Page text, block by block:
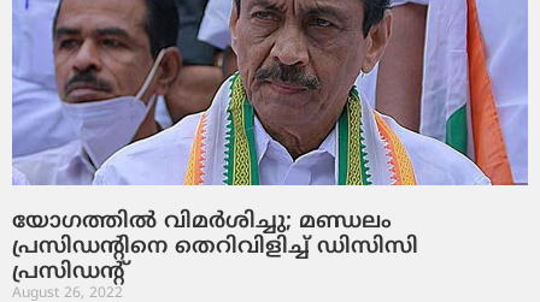
യോഗത്തില്‍ വിമര്‍ശിച്ചു; മണ്ഡലം
പ്രസിഡന്റിനെ തെറിവിളിച്ച് ഡിസിസി
പ്രസിഡന്റ്
August 26, 2022